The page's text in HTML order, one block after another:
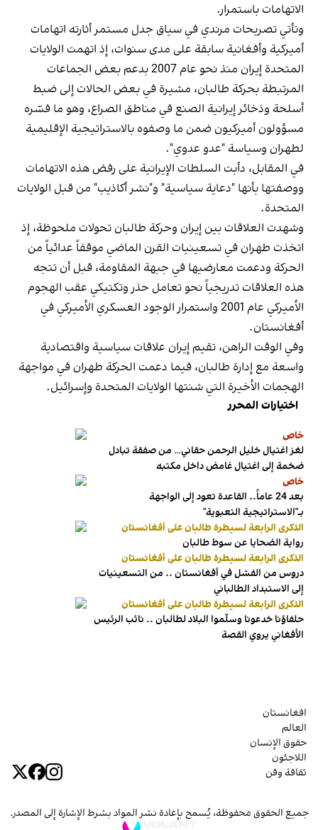
الاتهامات باستمرار.
وتأتي تصريحات مرندي في سياق جدل مستمر أثارته اتهامات
أميركية وأفغانية سابقة على مدى سنوات، إذ اتهمت الولايات
المتحدة إيران منذ نحو عام 2007 بدعم بعض الجماعات
المرتبطة بحركة طالبان، مشيرة في بعض الحالات إلى ضبط
أسلحة وذخائر إيرانية الصنع في مناطق الصراع، وهو ما فسّره
مسؤولون أميركيون ضمن ما وصفوه بالاستراتيجية الإقليمية
لطهران وسياسة "عدو عدوي".
في المقابل، دأبت السلطات الإيرانية على رفض هذه الاتهامات
ووصفتها بأنها "دعاية سياسية" و"نشر أكاذيب" من قبل الولايات
المتحدة.
وشهدت العلاقات بين إيران وحركة طالبان تحولات ملحوظة، إذ
اتخذت طهران في تسعينيات القرن الماضي موقفاً عدائياً من
الحركة ودعمت معارضيها في جبهة المقاومة، قبل أن تتجه
هذه العلاقات تدريجياً نحو تعامل حذر وتكتيكي عقب الهجوم
الأميركي عام 2001 واستمرار الوجود العسكري الأميركي في
أفغانستان.
وفي الوقت الراهن، تقيم إيران علاقات سياسية واقتصادية
واسعة مع إدارة طالبان، فيما دعمت الحركة طهران في مواجهة
الهجمات الأخيرة التي شنتها الولايات المتحدة وإسرائيل.
اختيارات المحرر
خاص
لغز اغتيال خليل الرحمن حقاني… من صفقة تبادل
ضخمة إلى اغتيال غامض داخل مكتبه
خاص
بعد 24 عاماً.. القاعدة تعود إلى الواجهة
بـ"الاستراتيجية التعبوية"
الذكرى الرابعة لسيطرة طالبان على أفغانستان
رواية الضحايا عن سوط طالبان
الذكرى الرابعة لسيطرة طالبان على أفغانستان
دروس من الفشل في أفغانستان .. من التسعينيات
إلى الاستبداد الطالباني
الذكرى الرابعة لسيطرة طالبان على أفغانستان
حلفاؤنا خدعونا وسلّموا البلاد لطالبان .. نائب الرئيس
الأفغاني يروي القصة
افغانستان
العالم
حقوق الإنسان
اللاجئون
ثقافة وفن
جميع الحقوق محفوظة، يُسمح بإعادة نشر المواد بشرط الإشارة إلى المصدر.